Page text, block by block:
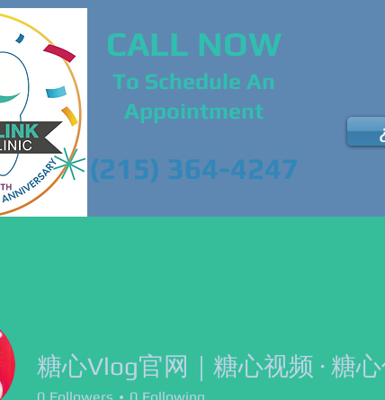
CALL NOW
To Schedule An
Appointment
(215) 364-4247